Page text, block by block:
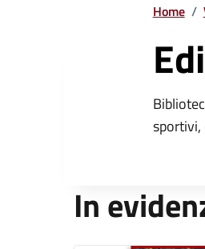
Home /
sportivi,
In